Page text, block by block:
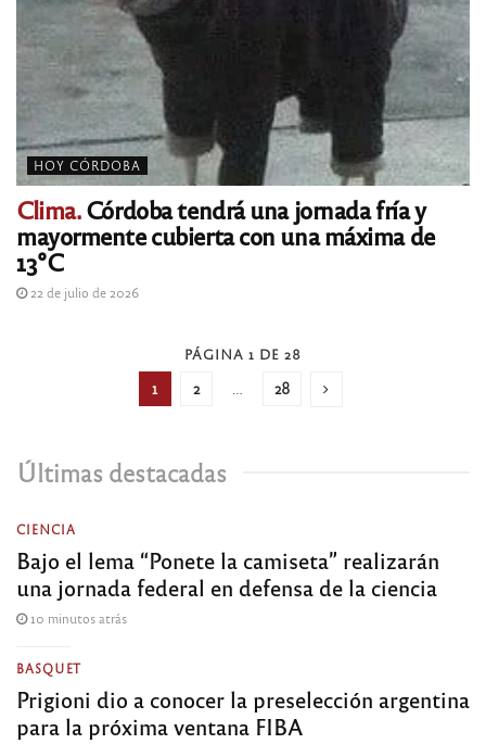
HOY CÓRDOBA
Clima.Córdoba tendrá una jornada fría y
mayormente cubierta con una máxima de
13°C
22 de julio de 2026
PÁGINA 1 DE 28
1 2 28
Últimas destacadas
CIENCIA
Bajo el lema “Ponete la camiseta” realizarán
una jornada federal en defensa de la ciencia
10 minutos atrás
BASQUET
Prigioni dio a conocer la preselección argentina
para la próxima ventana FIBA